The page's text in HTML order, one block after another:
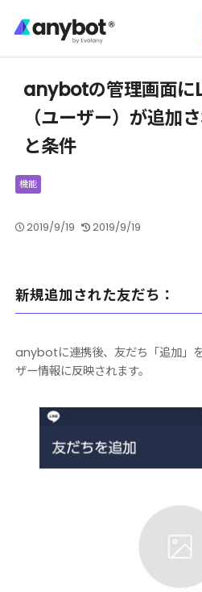
全てのヘルプを見る
anybotの管理画面に
（ユーザー）が追加
と条件
2019/9/19 2019/9/19
新規追加された友だち：
anybotに連携後、友だち「追加」
ザー情報に反映されます。